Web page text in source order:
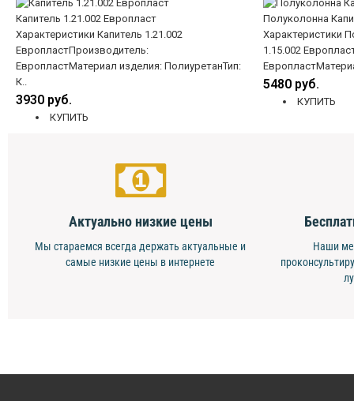
Капитель 1.21.002 Европласт
Характеристики Капитель 1.21.002
ЕвропластПроизводитель:
ЕвропластМатериал изделия: ПолиуретанТип:
К..
3930 руб.
КУПИТЬ
Полуколонна
Характеристики
1.15.002
5480 руб.
КУПИТЬ
Актуально низкие цены
Мы стараемся всегда держать актуальные и
самые низкие цены в интернете
Наши